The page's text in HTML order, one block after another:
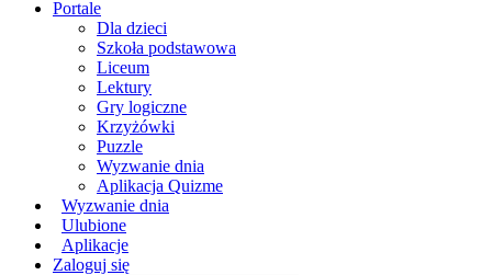
Portale
Dla dzieci
Szkoła podstawowa
Liceum
Lektury
Gry logiczne
Krzyżówki
Puzzle
Wyzwanie dnia
Aplikacja Quizme
Wyzwanie dnia
Ulubione
Aplikacje
Zaloguj się